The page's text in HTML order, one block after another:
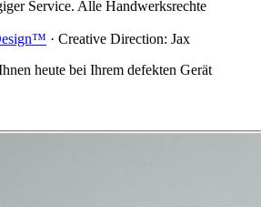
Service. Alle Handwerksrechte
· Creative Direction: Jax
heute bei Ihrem defekten Gerät